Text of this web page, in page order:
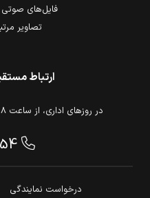
ارتباط
در روزهای اداری، از ساعت 8 الی 17 پاسخگوی شما هستیم.
درخواست نمایندگی
فایل‌های صوتی
تصاویر